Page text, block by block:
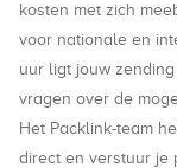
kosten met zich
voor nationale en
uur ligt jouw
vragen over de
Het Packlink-team
direct en verstuur je